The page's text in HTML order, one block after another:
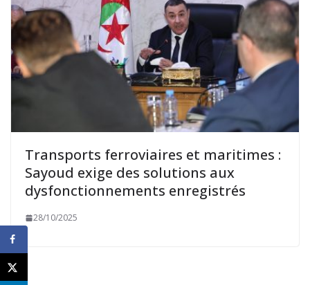
Transports ferroviaires et maritimes :
Sayoud exige des solutions aux
dysfonctionnements enregistrés
28/10/2025